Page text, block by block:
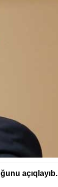
açıqlayıb.